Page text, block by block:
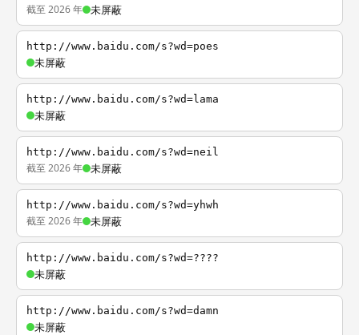
截至 2026 年 未屏蔽
http://www.baidu.com/s?wd=poes
未屏蔽
http://www.baidu.com/s?wd=lama
未屏蔽
http://www.baidu.com/s?wd=neil
截至 2026 年 未屏蔽
http://www.baidu.com/s?wd=yhwh
截至 2026 年 未屏蔽
http://www.baidu.com/s?wd=????
未屏蔽
http://www.baidu.com/s?wd=damn
未屏蔽